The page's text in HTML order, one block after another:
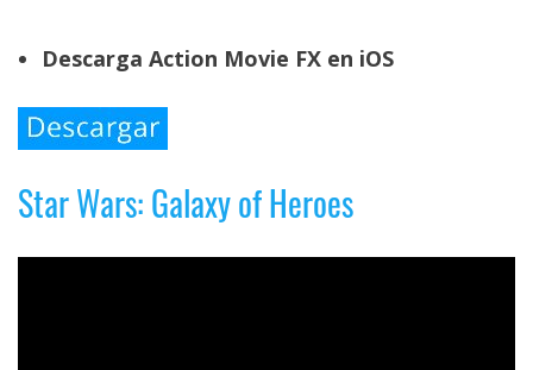
Descarga Action Movie FX en iOS
Star Wars: Galaxy of Heroes